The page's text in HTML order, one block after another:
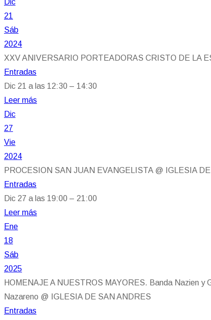
Dic
21
Sáb
2024
XXV ANIVERSARIO PORTEADORAS CRISTO DE LA
Entradas
Dic 21 a las 12:30 – 14:30
Leer más
Dic
27
Vie
2024
PROCESION SAN JUAN EVANGELISTA @ IGLESIA
Entradas
Dic 27 a las 19:00 – 21:00
Leer más
Ene
18
Sáb
2025
HOMENAJE A NUESTROS MAYORES. Banda Nazien y
Nazareno @ IGLESIA DE SAN ANDRES
Entradas